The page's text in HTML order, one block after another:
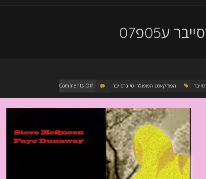
ע05פ07
הפודקאסט הפופולרי סייברסייבר Comments Off